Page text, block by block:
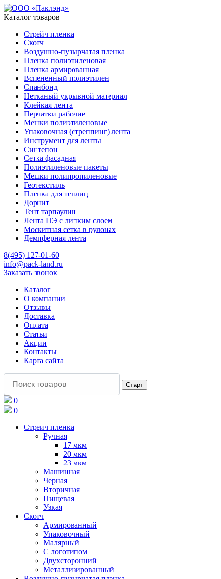
Каталог товаров
Стрейч пленка
Скотч
Воздушно-пузырчатая пленка
Пленка полиэтиленовая
Пленка армированная
Вспененный полиэтилен
Спанбонд
Нетканый укрывной материал
Клейкая лента
Перчатки рабочие
Мешки полиэтиленовые
Упаковочная (стреппинг) лента
Инструмент для ленты
Синтепон
Сетка фасадная
Полиэтиленовые пакеты
Мешки полипропиленовые
Геотекстиль
Пленка для теплиц
Дорнит
Тент тарпаулин
Лента ПЭ с липким слоем
Москитная сетка в рулонах
Демпферная лента
8(495) 127-01-60
info@pack-land.ru
Заказать звонок
Каталог
О компании
Отзывы
Доставка
Оплата
Статьи
Акции
Контакты
Карта сайта
0
0
Стрейч пленка
Ручная
17 мкм
20 мкм
23 мкм
Машинная
Черная
Вторичная
Пищевая
Узкая
Скотч
Армированный
Упаковочный
Малярный
С логотипом
Двухсторонний
Металлизированный